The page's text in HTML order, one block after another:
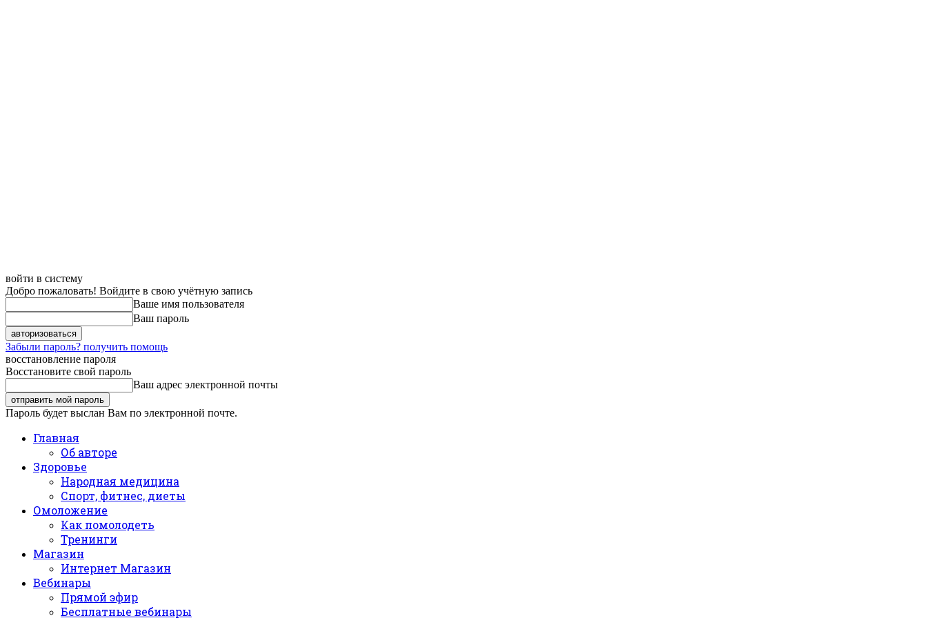
войти в систему
Добро пожаловать! Войдите в свою учётную запись
Ваше имя пользователя
Ваш пароль
Забыли пароль? получить помощь
восстановление пароля
Восстановите свой пароль
Ваш адрес электронной почты
Пароль будет выслан Вам по электронной почте.
Главная
Об авторе
Здоровье
Народная медицина
Спорт, фитнес, диеты
Омоложение
Как помолодеть
Тренинги
Магазин
Интернет Магазин
Вебинары
Прямой эфир
Бесплатные вебинары